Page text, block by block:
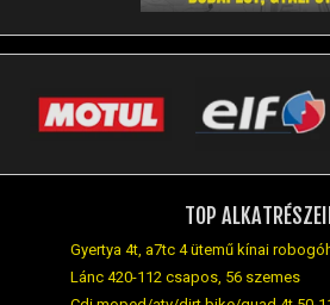
TOP
Gyertya 4t, a7tc 4 ütemű kínai
Lánc 420-112 csapos, 56 szemes